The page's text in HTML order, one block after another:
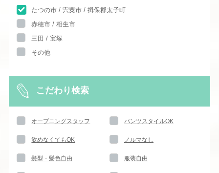
たつの市 / 宍粟市 / 揖保郡太子町
赤穂市 / 相生市
三田 / 宝塚
その他
こだわり検索
オープニングスタッフ パンツスタイルOK
飲めなくてもOK ノルマなし
髪型・髪色自由 服装自由